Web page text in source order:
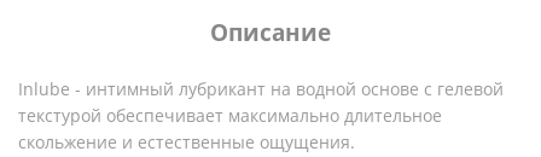
Описание
Inlube - интимный лубрикант на водной основе с гелевой
текстурой обеспечивает максимально длительное
скольжение и естественные ощущения.